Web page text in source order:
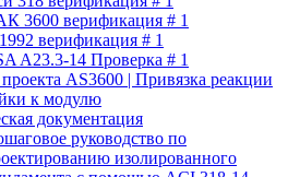
3600 верификация # 1
верификация # 1
A23.3-14 Проверка # 1
AS3600 | Привязка реакции
к модулю
документация
руководство по
изолированного